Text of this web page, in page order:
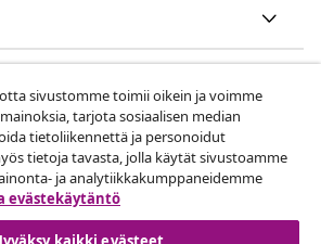
sivustomme toimii oikein ja voimme
tarjota sosiaalisen median
tietoliikennettä ja personoidut
tietoja tavasta, jolla käytät sivustoamme
ja analytiikkakumppaneidemme
evästekäytäntö